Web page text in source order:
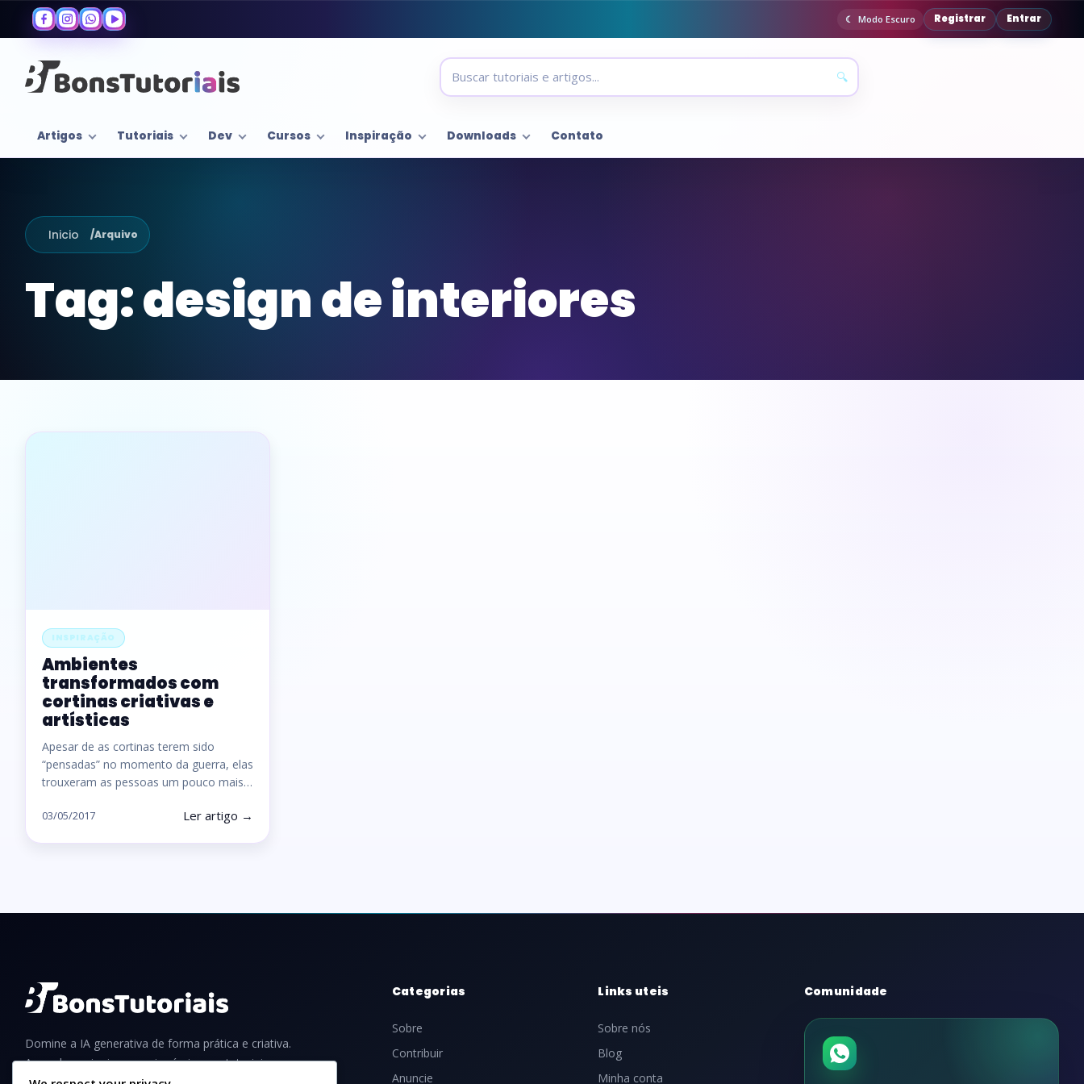
Modo Escuro Registrar Entrar
🔍
Artigos Tutoriais Dev Cursos Inspiração Downloads Contato
Inicio /Arquivo
Tag:design de interiores
INSPIRAÇÃO
Ambientes
transformados com
cortinas criativas e
artísticas
Apesar de as cortinas terem sido
“pensadas” no momento da guerra, elas
trouxeram as pessoas um pouco mais…
03/05/2017 Ler artigo →
Domine a IA generativa de forma prática e criativa.
Aprenda a criar imagens incríveis com tutoriais,
Categorias
Sobre
Contribuir
Anuncie
Links uteis
Sobre nós
Blog
Minha conta
Comunidade